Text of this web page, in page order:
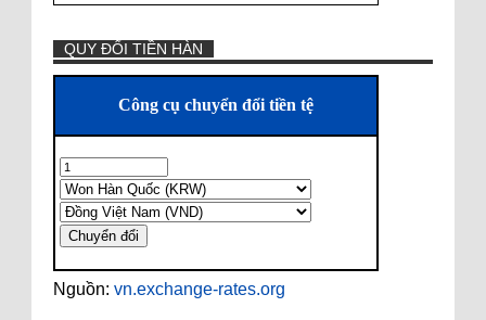
QUY ĐỔI TIỀN HÀN
Nguồn: vn.exchange-rates.org